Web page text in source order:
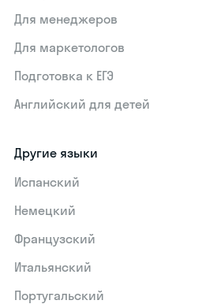
Для менеджеров
Для маркетологов
Подготовка к ЕГЭ
Английский для детей
Другие языки
Испанский
Немецкий
Французский
Итальянский
Португальский